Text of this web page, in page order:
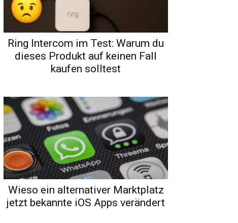
Ring Intercom im Test: Warum du
dieses Produkt auf keinen Fall
kaufen solltest
Wieso ein alternativer Marktplatz
jetzt bekannte iOS Apps verändert